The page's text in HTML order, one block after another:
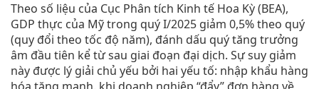
Theo số liệu của Cục Phân tích Kinh tế Hoa Kỳ (BEA),
GDP thực của Mỹ trong quý I/2025 giảm 0,5% theo quý
(quy đổi theo tốc độ năm), đánh dấu quý tăng trưởng
âm đầu tiên kể từ sau giai đoạn đại dịch. Sự suy giảm
này được lý giải chủ yếu bởi hai yếu tố: nhập khẩu hàng